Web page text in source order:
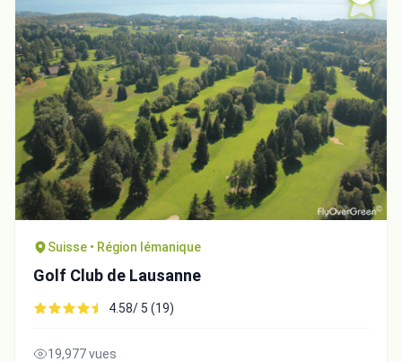
Suisse • Région lémanique
Golf Club de Lausanne
4.58/ 5 (19)
19,977 vues